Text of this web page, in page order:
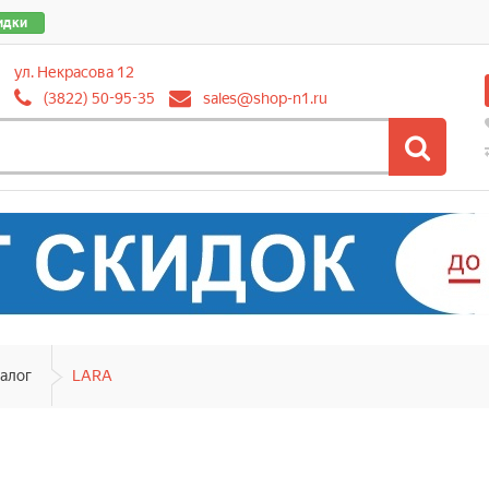
ул. Некрасова 12
(3822) 50-95-35
sales@shop-n1.ru
LARA